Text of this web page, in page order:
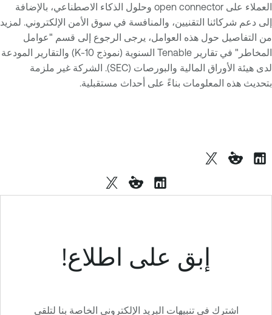
العملاء على open connector وحلول الذكاء الاصطناعي، بالإضافة
إلى دعم شركائنا التقنيين، والمنافسة في سوق الأمن الإلكتروني. لمزيد
من التفاصيل حول هذه العوامل، يرجى الرجوع إلى قسم "عوامل
المخاطر" في تقارير Tenable السنوية (نموذج 10-K) والتقارير المودعة
لدى هيئة الأوراق المالية والبورصات (SEC). الشركة غير ملزمة
بتحديث هذه المعلومات بناءً على أحداث مستقبلية.
إبق على اطلاع!
اشترك في تنبيهات البريد الإلكتروني الخاصة بنا لتلقي